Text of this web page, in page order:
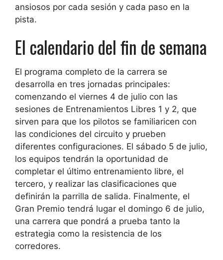
ansiosos por cada sesión y cada paso en la
pista.
El calendario del fin de semana
El programa completo de la carrera se
desarrolla en tres jornadas principales:
comenzando el viernes 4 de julio con las
sesiones de Entrenamientos Libres 1 y 2, que
sirven para que los pilotos se familiaricen con
las condiciones del circuito y prueben
diferentes configuraciones. El sábado 5 de julio,
los equipos tendrán la oportunidad de
completar el último entrenamiento libre, el
tercero, y realizar las clasificaciones que
definirán la parrilla de salida. Finalmente, el
Gran Premio tendrá lugar el domingo 6 de julio,
una carrera que pondrá a prueba tanto la
estrategia como la resistencia de los
corredores.